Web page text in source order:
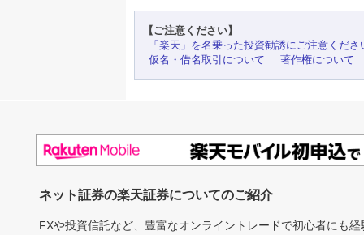
【ご注意ください】
「楽天」を名乗った投資勧誘にご注意くださ
仮名・借名取引について
著作権について
ネット証券の楽天証券についてのご紹介
FXや投資信託など、豊富なオンライントレードで初心者にも